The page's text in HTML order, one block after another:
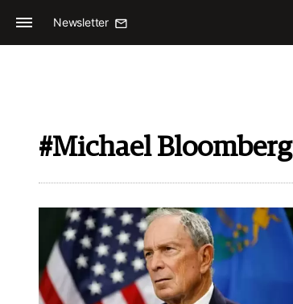
Newsletter
#Michael Bloomberg